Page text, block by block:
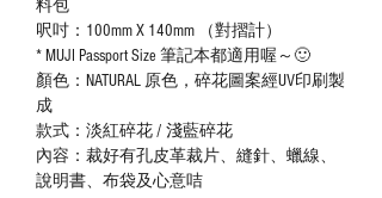
料包
呎吋：100mm X 140mm （對摺計）
* MUJI Passport Size 筆記本都適用喔～🙂
顏色：NATURAL 原色，碎花圖案經UV印刷製
成
款式：淡紅碎花 / 淺藍碎花
內容：裁好有孔皮革裁片、縫針、蠟線、
說明書、布袋及心意咭